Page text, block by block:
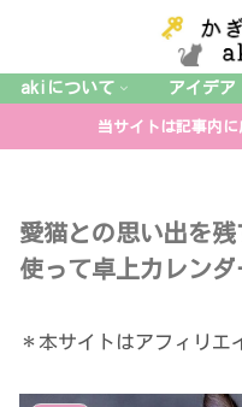
akiについて アイデア
当サイトは記事内に
愛猫との思い出を残
使って卓上カレン
＊本サイトはアフィリエ